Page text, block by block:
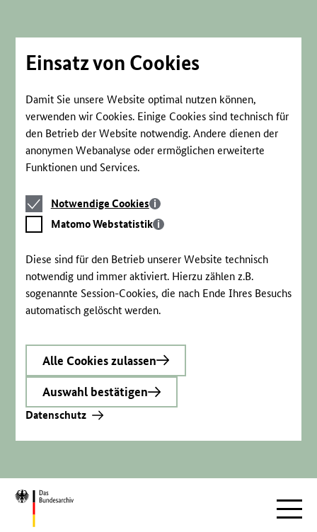
Einsatz von Cookies
Damit Sie unsere Website optimal nutzen können,
verwenden wir Cookies. Einige Cookies sind technisch für
den Betrieb der Website notwendig. Andere dienen der
anonymen Webanalyse oder ermöglichen erweiterte
Funktionen und Services.
Notwendige
Cookies
Notwendige Cookies
Matomo
Webstatistik
Matomo Webstatistik
Diese sind für den Betrieb unserer Website technisch
notwendig und immer aktiviert. Hierzu zählen z.B.
sogenannte Session-Cookies, die nach Ende Ihres Besuchs
automatisch gelöscht werden.
Alle Cookies zulassen
Auswahl bestätigen
Datenschutz
Zur